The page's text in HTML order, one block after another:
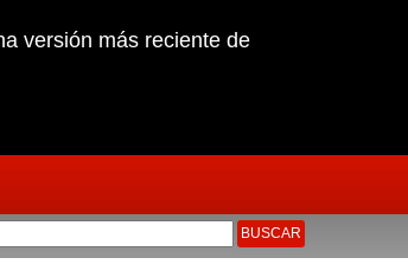
versión más reciente de
Torres y Katiuskha